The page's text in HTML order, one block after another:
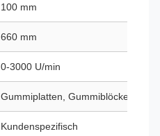
100 mm
660 mm
0-3000 U/min
Gummiplatten, Gummiblöcke
Kundenspezifisch